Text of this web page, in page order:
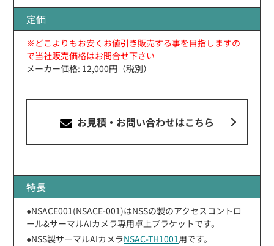
定価
※どこよりもお安くお値引き販売する事を目指しますの
で当社販売価格はお問合せ下さい
メーカー価格: 12,000円（税別）
お見積・お問い合わせはこちら
特長
●NSACE001(NSACE-001)はNSSの製のアクセスコントロ
ール&サーマルAIカメラ専用卓上ブラケットです。
●NSS製サーマルAIカメラNSAC-TH1001 用です。